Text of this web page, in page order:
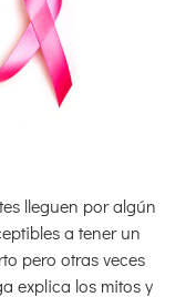
lleguen por algún
a tener un
pero otras veces
explica los mitos y